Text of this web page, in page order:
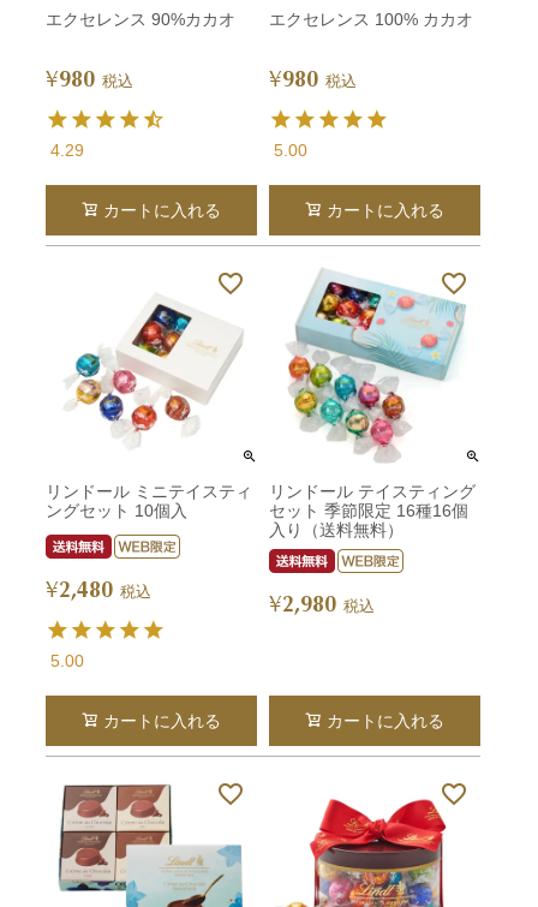
エクセレンス 90%カカオ
¥980 税込
4.29
カートに入れる
エクセレンス 100% カカオ
¥980 税込
5.00
カートに入れる
リンドール ミニテイスティ
ングセット 10個入
¥2,480 税込
5.00
カートに入れる
リンドール テイスティング
セット 季節限定 16種16個
入り（送料無料）
¥2,980 税込
カートに入れる